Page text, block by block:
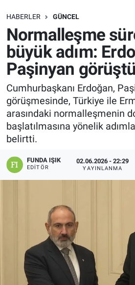
HABERLER GÜNCEL
Normalleşme
büyük adım:
Paşinyan
Cumhurbaşkanı Erdoğan,
görüşmesinde, Türkiye ile
arasındaki normalleşmenin
başlatılmasına yönelik
belirtti.
FUNDA IŞIK
EDITÖR
02.06.2026 - 22:29
YAYINLANMA
SAĞLIK
EKONOMİ
EĞİTİM
ÖZEL HABER
Keşfet
ASTROLOJİ
MANŞET
Bize ulaşın
İletişim/Künye